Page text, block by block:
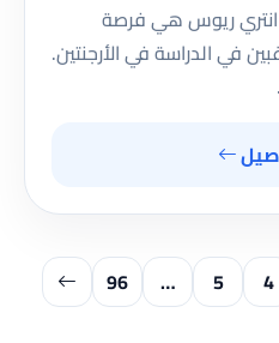
انتري ريوس هي فرصة
في الدراسة في الأرجنتين.
4
5
…
96